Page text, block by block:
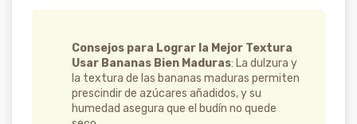
Consejos para Lograr la Mejor Textura
Usar Bananas Bien Maduras: La dulzura y
la textura de las bananas maduras permiten
prescindir de azúcares añadidos, y su
humedad asegura que el budín no quede